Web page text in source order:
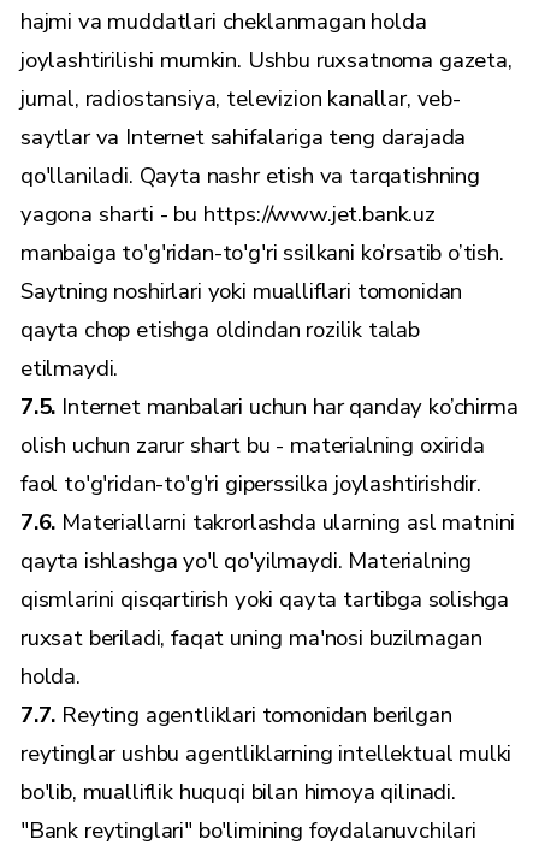
hajmi va muddatlari cheklanmagan holda
joylashtirilishi mumkin. Ushbu ruxsatnoma gazeta,
jurnal, radiostansiya, televizion kanallar, veb-
saytlar va Internet sahifalariga teng darajada
qo'llaniladi. Qayta nashr etish va tarqatishning
yagona sharti - bu https://www.jet.bank.uz
manbaiga to'g'ridan-to'g'ri ssilkani ko’rsatib o’tish.
Saytning noshirlari yoki mualliflari tomonidan
qayta chop etishga oldindan rozilik talab
etilmaydi.
7.5. Internet manbalari uchun har qanday ko’chirma
olish uchun zarur shart bu - materialning oxirida
faol to'g'ridan-to'g'ri giperssilka joylashtirishdir.
7.6. Materiallarni takrorlashda ularning asl matnini
qayta ishlashga yo'l qo'yilmaydi. Materialning
qismlarini qisqartirish yoki qayta tartibga solishga
ruxsat beriladi, faqat uning ma'nosi buzilmagan
holda.
7.7. Reyting agentliklari tomonidan berilgan
reytinglar ushbu agentliklarning intellektual mulki
bo'lib, mualliflik huquqi bilan himoya qilinadi.
"Bank reytinglari" bo'limining foydalanuvchilari